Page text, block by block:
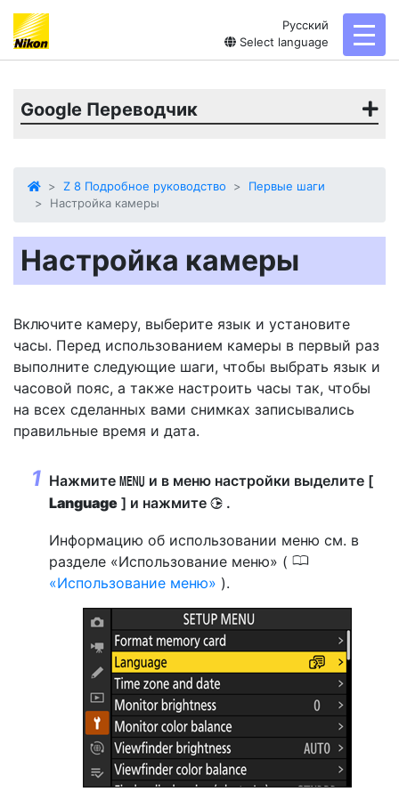
Русский
Select language
Google Переводчик
Z 8 Подробное руководство
Первые шаги
Настройка камеры
Настройка камеры
Включите камеру, выберите язык и установите
часы. Перед использованием камеры в первый раз
выполните следующие шаги, чтобы выбрать язык и
часовой пояс, а также настроить часы так, чтобы
на всех сделанных вами снимках записывались
правильные время и дата.
Нажмите G и в меню настройки выделите [
Language ] и нажмите 2 .
Информацию об использовании меню см. в
разделе «Использование меню» ( 0
Использование меню ).